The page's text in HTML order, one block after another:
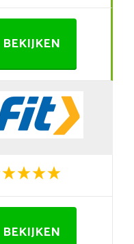
BEKIJKEN
BEKIJKEN